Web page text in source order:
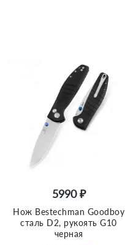
5990 ₽
Нож Bestechman Goodboy
сталь D2, рукоять G10
черная